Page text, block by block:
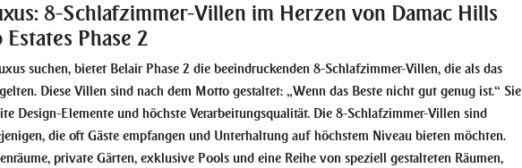
8-Schlafzimmer-Villen im Herzen von Damac Hills
Phase 2
suchen, bietet Belair Phase 2 die beeindruckenden 8-Schlafzimmer-Villen, die als das
Diese Villen sind nach dem Motto gestaltet: „Wenn das Beste nicht gut genug ist.“ Sie
Design-Elemente und höchste Verarbeitungsqualität. Die 8-Schlafzimmer-Villen sind
die oft Gäste empfangen und Unterhaltung auf höchstem Niveau bieten möchten.
private Gärten, exklusive Pools und eine Reihe von speziell gestalteten Räumen,